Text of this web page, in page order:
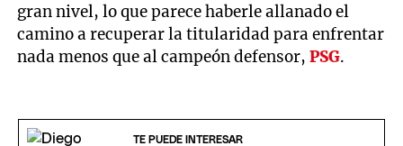
gran nivel, lo que parece haberle allanado el
camino a recuperar la titularidad para enfrentar
nada menos que al campeón defensor,PSG.
TE PUEDE INTERESAR